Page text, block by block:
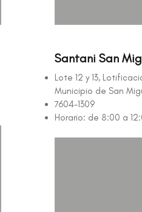
Santani San
Lote 12 y 13,
Municipio de San
7604-1309
Horario: de 8:00 a